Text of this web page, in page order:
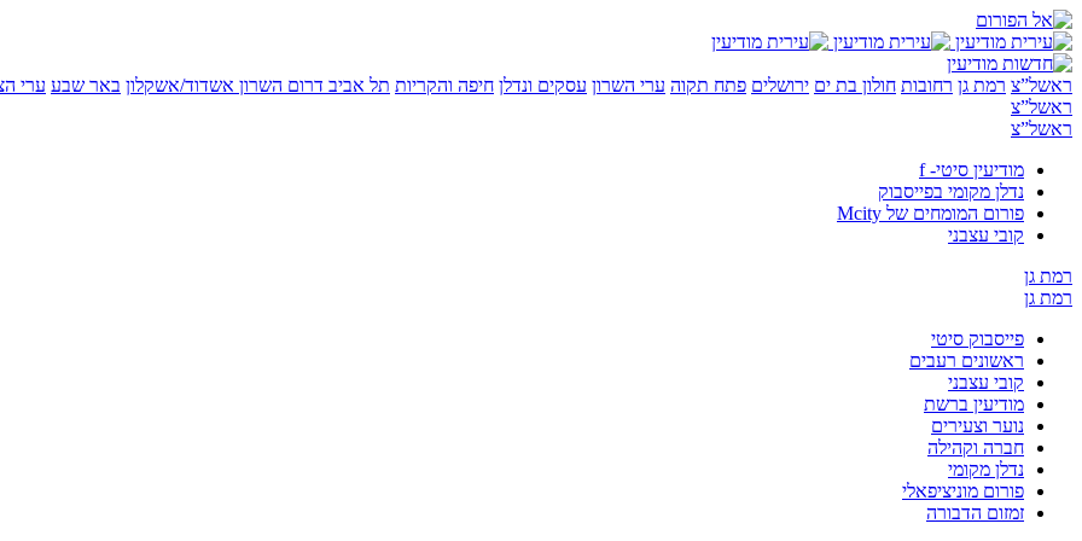
ראשל”צ רמת גן רחובות חולון בת ים ירושלים פתח תקוה ערי השרון עסקים ונדלן חיפה והקריות תל אביב דרום השרון אשדוד/אשקלון באר שבע ערי
ראשל”צ
ראשל”צ
מודיעין סיטי- f
נדלן מקומי בפייסבוק
פורום המומחים של Mcity
קובי עצבני
רמת גן
רמת גן
פייסבוק סיטי
ראשונים רעבים
קובי עצבני
מודיעין ברשת
נוער וצעירים
חברה וקהילה
נדלן מקומי
פורום מוניציפאלי
זמזום הדבורה